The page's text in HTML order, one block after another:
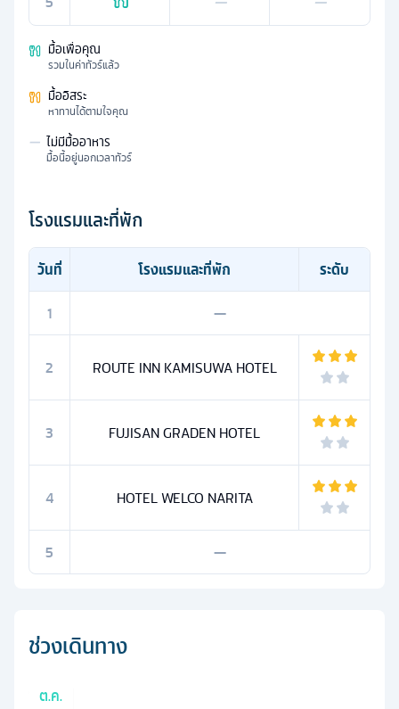
มื้อเพื่อคุณ
รวมในค่าทัวร์แล้ว
มื้ออิสระ
หาทานได้ตามใจคุณ
— ไม่มีมื้ออาหาร
มื้อนี้อยู่นอกเวลาทัวร์
โรงแรมและที่พัก
วันที่ โรงแรมและที่พัก
ระดับ
1
—
2 ROUTE INN KAMISUWA HOTEL
3 FUJISAN GRADEN HOTEL
4 HOTEL WELCO NARITA
5 —
ช่วงเดินทาง
ต.ค.